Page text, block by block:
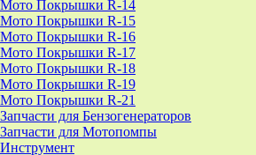
Мото Покрышки R-14
Мото Покрышки R-15
Мото Покрышки R-16
Мото Покрышки R-17
Мото Покрышки R-18
Мото Покрышки R-19
Мото Покрышки R-21
Запчасти для Бензогенераторов
Запчасти для Мотопомпы
Инструмент